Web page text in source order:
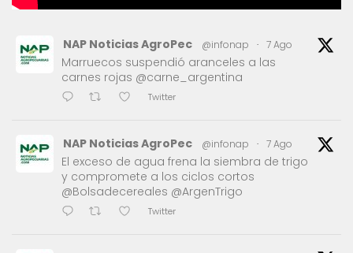
NAP Noticias AgroPec @infonap · 7 Ago
Marruecos suspendió aranceles a las
carnes rojas @carne_argentina
Twitter
NAP Noticias AgroPec @infonap · 7 Ago
El exceso de agua frena la siembra de trigo
y compromete a los ciclos cortos
@Bolsadecereales @ArgenTrigo
Twitter